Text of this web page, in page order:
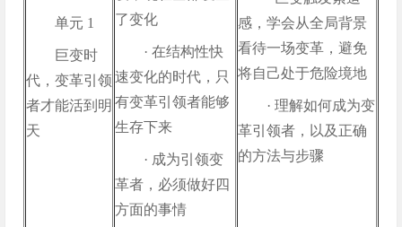
单元 1
巨变时
代，变革引领
者才能活到明
天
了变化
· 在结构性快
速变化的时代，只
有变革引领者能够
生存下来
· 成为引领变
革者，必须做好四
方面的事情
感，学会从全局背景
看待一场变革，避免
将自己处于危险境地
· 理解如何成为变
革引领者，以及正确
的方法与步骤